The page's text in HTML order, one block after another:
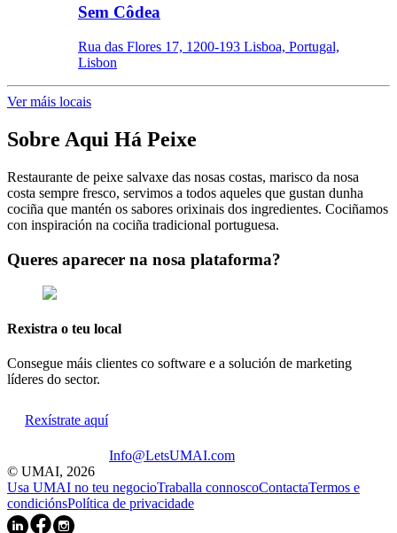
Sem Côdea
Rua das Flores 17, 1200-193 Lisboa, Portugal,
Lisbon
Ver máis locais
Sobre Aqui Há Peixe
Restaurante de peixe salvaxe das nosas costas, marisco da nosa
costa sempre fresco, servimos a todos aqueles que gustan dunha
cociña que mantén os sabores orixinais dos ingredientes. Cociñamos
con inspiración na cociña tradicional portuguesa.
Queres aparecer na nosa plataforma?
Rexistra o teu local
Consegue máis clientes co software e a solución de marketing
líderes do sector.
Rexístrate aquí
Info@LetsUMAI.com
© UMAI, 2026
Usa UMAI no teu negocioTraballa connoscoContactaTermos e
condiciónsPolítica de privacidade